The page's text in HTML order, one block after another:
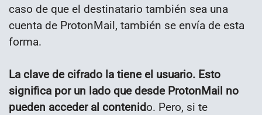
caso de que el destinatario también sea una
cuenta de ProtonMail, también se envía de esta
forma.
La clave de cifrado la tiene el usuario. Esto
significa por un lado que desde ProtonMail no
pueden acceder al contenido. Pero, si te